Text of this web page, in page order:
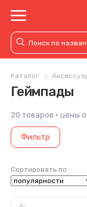
Каталог
Геймпады
20 товаров · цены
Фильтр
Сортировать по